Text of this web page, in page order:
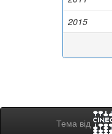
2015
Тема від